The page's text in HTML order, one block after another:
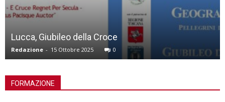
Lucca, Giubileo della Croce
Redazione - 15 Ottobre 2025 0
FORMAZIONE